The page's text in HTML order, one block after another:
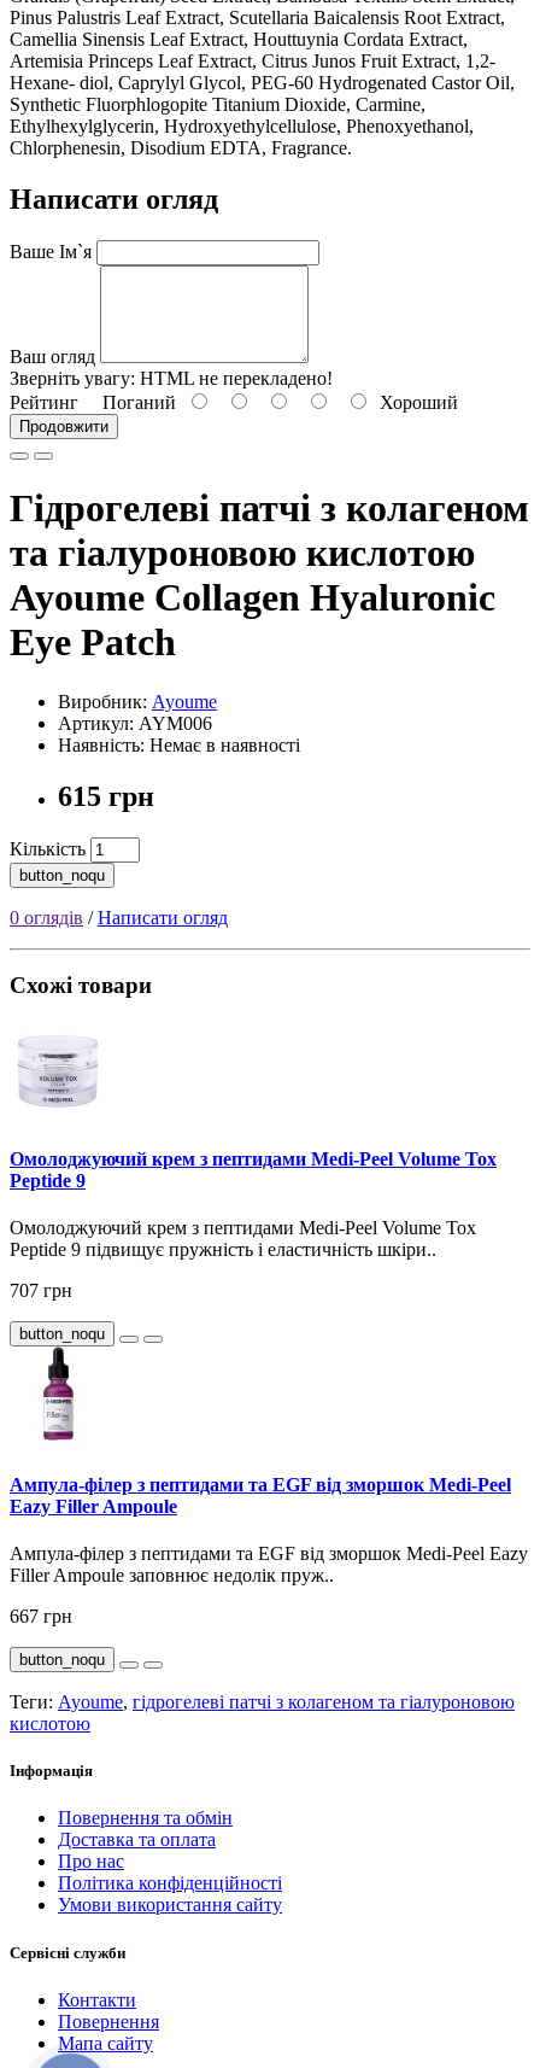
Pinus Palustris Leaf Extract, Scutellaria Baicalensis Root Extract,
Camellia Sinensis Leaf Extract, Houttuynia Cordata Extract,
Artemisia Princeps Leaf Extract, Citrus Junos Fruit Extract, 1,2-
Hexane- diol, Caprylyl Glycol, PEG-60 Hydrogenated Castor Oil,
Synthetic Fluorphlogopite Titanium Dioxide, Carmine,
Ethylhexylglycerin, Hydroxyethylcellulose, Phenoxyethanol,
Chlorphenesin, Disodium EDTA, Fragrance.
Написати огляд
Ваше Ім`я
Ваш огляд
Зверніть увагу: HTML не перекладено!
Рейтинг Поганий Хороший
Продовжити
Гідрогелеві патчі з колагеном
та гіалуроновою кислотою
Ayoume Collagen Hyaluronic
Eye Patch
Виробник: Ayoume
Артикул: AYM006
Наявність: Немає в наявності
615 грн
Кількість
button_noqu
0 оглядів /Написати огляд
Схожі товари
Омолоджуючий крем з пептидами Medi-Peel Volume Tox
Peptide 9
Омолоджуючий крем з пептидами Medi-Peel Volume Tox
Peptide 9 підвищує пружність і еластичність шкіри..
707 грн
button_noqu
Ампула-філер з пептидами та EGF від зморшок Medi-Peel
Eazy Filler Ampoule
Ампула-філер з пептидами та EGF від зморшок Medi-Peel Eazy
Filler Ampoule заповнює недолік пруж..
667 грн
button_noqu
Теги: Ayoume, гідрогелеві патчі з колагеном та гіалуроновою
кислотою
Інформація
Повернення та обмін
Доставка та оплата
Про нас
Політика конфіденційності
Умови використання сайту
Сервісні служби
Контакти
Повернення
Мапа сайту